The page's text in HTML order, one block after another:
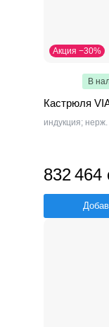
Акция −30%
В
Кастрюля
индукция; нерж.
832 464